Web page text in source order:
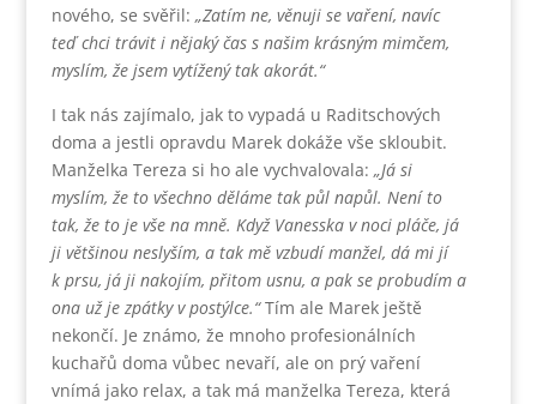
nového, se svěřil: „Zatím ne, věnuji se vaření, navíc
teď chci trávit i nějaký čas s našim krásným mimčem,
myslím, že jsem vytížený tak akorát.“
I tak nás zajímalo, jak to vypadá u Raditschových
doma a jestli opravdu Marek dokáže vše skloubit.
Manželka Tereza si ho ale vychvalovala: „Já si
myslím, že to všechno děláme tak půl napůl. Není to
tak, že to je vše na mně. Když Vanesska v noci pláče, já
ji většinou neslyším, a tak mě vzbudí manžel, dá mi jí
k prsu, já ji nakojím, přitom usnu, a pak se probudím a
ona už je zpátky v postýlce.“Tím ale Marek ještě
nekončí. Je známo, že mnoho profesionálních
kuchařů doma vůbec nevaří, ale on prý vaření
vnímá jako relax, a tak má manželka Tereza, která